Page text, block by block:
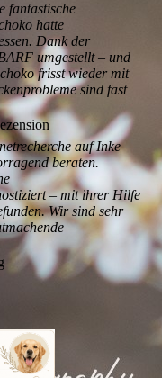
fantastische
hatte
Dank der
umgestellt – und
frisst wieder mit
sind fast
auf Inke
beraten.
– mit ihrer Hilfe
Wir sind sehr